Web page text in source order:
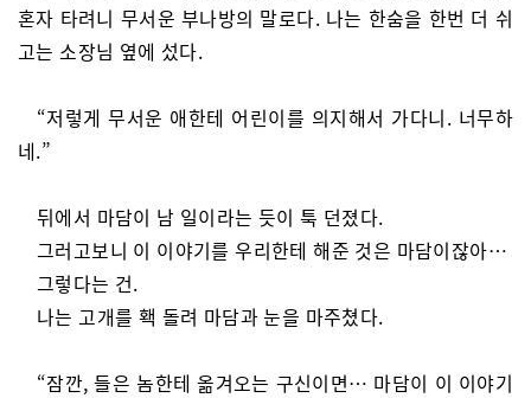
혼자 타려니 무서운 부나방의 말로다. 나는 한숨을 한번 더 쉬
고는 소장님 옆에 섰다.
“저렇게 무서운 애한테 어린이를 의지해서 가다니. 너무하
네.”
뒤에서 마담이 남 일이라는 듯이 툭 던졌다.
그러고보니 이 이야기를 우리한테 해준 것은 마담이잖아…
그렇다는 건.
나는 고개를 홱 돌려 마담과 눈을 마주쳤다.
“잠깐, 들은 놈한테 옮겨오는 구신이면… 마담이 이 이야기